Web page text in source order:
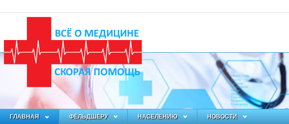
ГЛАВНАЯ ФЕЛЬДШЕРУ НАСЕЛЕНИЮ НОВОСТИ